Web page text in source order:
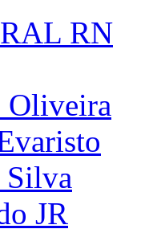
RN
Oliveira
JR